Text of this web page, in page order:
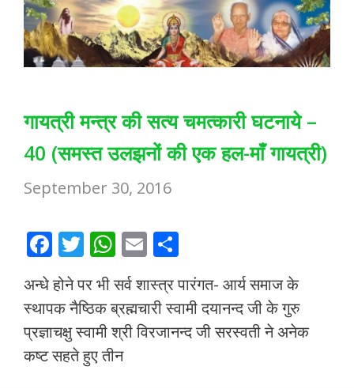
गायत्री मन्त्र की सत्य चमत्कारी घटनाये –
40 (समस्त उलझनों की एक हल-माँ गायत्री)
September 30, 2016
F
ac
e
b
o
o
T
w
itt
er
W
h
at
s
A
p
E
ai
l
h
ar
e
अन्धे होने पर भी सर्व शास्त्र पारंगत- आर्य समाज के
स्थापक नैष्ठिक ब्रह्मचारी स्वामी दयानन्द जी के गुरु
प्रज्ञाचक्षु स्वामी श्री विरजानन्द जी सरस्वती ने अनेक
कष्ट सहते हुए तीन